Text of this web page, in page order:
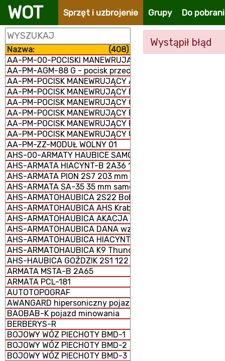
WOT Sprzęt i uzbrojenie Grupy Do
Nazwa:
(408)
AA-PM-00-POCISKI MANEWRUJĄCE
AA-PM-AGM-88 G - pocisk przeciwradiolokacyjny
AA-PM-POCISK MANEWRUJĄCY AGM-158 JASSM
AA-PM-POCISK MANEWRUJĄCY BANDEROL-S8000
AA-PM-POCISK MANEWRUJĄCY Ch-101/102
AA-PM-POCISK MANEWRUJĄCY FP-5 Flamingo
AA-PM-POCISK MANEWRUJĄCY RBS-15 MK3
AA-PM-POCISK MANEWRUJĄCY UGM-109/RGM-109/
AA-PM-ZZ-MODUŁ WOLNY 01
AHS-00-ARMATY HAUBICE SAMOBIEŻNE
AHS-ARMATA HIACYNT-B 2A36 152 mm
AHS-ARMATA PION 2S7 203 mm samobieżna
AHS-ARMATA SA-35 35 mm samobieżna
AHS-ARMATOHAUBICA 2S22 Bohdana 155 mm
AHS-ARMATOHAUBICA AHS Krab 155 mm samobieżna
AHS-ARMATOHAUBICA AKACJA 2S3M 152 mm
AHS-ARMATOHAUBICA DANA wz. 1977 152 mm
AHS-ARMATOHAUBICA HIACYNT 2S5 152 mm samobieżna
AHS-ARMATOHAUBICA K9 Thunder 155 mm samobieżna
AHS-HAUBICA GOŹDZIK 2S1 122 mm samobieżna
ARMATA MSTA-B 2A65
ARMATA PCL-181
AUTOTOPOGRAF
AWANGARD hipersoniczny pojazd szybujący
BAOBAB-K pojazd minowania
BERBERYS-R
BOJOWY WÓZ PIECHOTY BMD-1
BOJOWY WÓZ PIECHOTY BMD-2
BOJOWY WÓZ PIECHOTY BMD-3
Wystąpił błąd